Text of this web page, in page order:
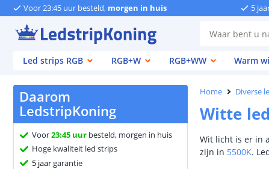
Voor 23:45 uur besteld, morgen in huis 5
Led strips RGB
RGB+W RGB+WW Warm
Daarom
LedstripKoning
Voor23:45 uur besteld, morgen in huis
Hoge kwaliteit led strips
5 jaargarantie
Home Diverse
Witte
Wit licht is er in
zijn in 5500K.